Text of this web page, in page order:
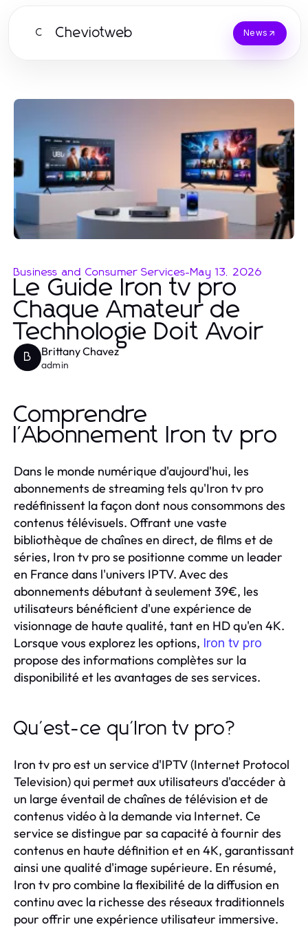
C Cheviotweb News
Business and Consumer Services-May 13, 2026
Le Guide Iron tv pro
Chaque Amateur de
Technologie Doit Avoir
B Brittany Chavez
admin
Comprendre
l'Abonnement Iron tv pro
Dans le monde numérique d'aujourd'hui, les
abonnements de streaming tels qu'Iron tv pro
redéfinissent la façon dont nous consommons des
contenus télévisuels. Offrant une vaste
bibliothèque de chaînes en direct, de films et de
séries, Iron tv pro se positionne comme un leader
en France dans l'univers IPTV. Avec des
abonnements débutant à seulement 39€, les
utilisateurs bénéficient d'une expérience de
visionnage de haute qualité, tant en HD qu'en 4K.
Lorsque vous explorez les options, Iron tv pro
propose des informations complètes sur la
disponibilité et les avantages de ses services.
Qu'est-ce qu'Iron tv pro?
Iron tv pro est un service d'IPTV (Internet Protocol
Television) qui permet aux utilisateurs d'accéder à
un large éventail de chaînes de télévision et de
contenus vidéo à la demande via Internet. Ce
service se distingue par sa capacité à fournir des
contenus en haute définition et en 4K, garantissant
ainsi une qualité d'image supérieure. En résumé,
Iron tv pro combine la flexibilité de la diffusion en
continu avec la richesse des réseaux traditionnels
pour offrir une expérience utilisateur immersive.